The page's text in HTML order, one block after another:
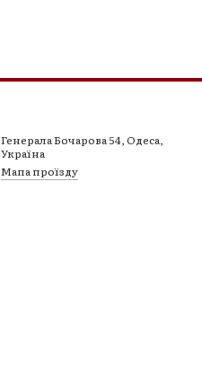
Генерала Бочарова 54, Одеса,
Україна
Мапа проїзду